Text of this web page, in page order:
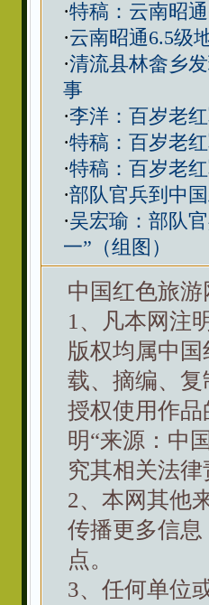
·特稿：云南昭
·云南昭通6.5级
·清流县林畲乡
事
·李洋：百岁老
·特稿：百岁老
·特稿：百岁老
·部队官兵到中
·吴宏瑜：部队
一”（组图）
中国红色旅
1、凡本网注
版权均属中
载、摘编、
授权使用作
明“来源：中
究其相关法律
2、本网其他
传播更多信
点。
3、任何单位